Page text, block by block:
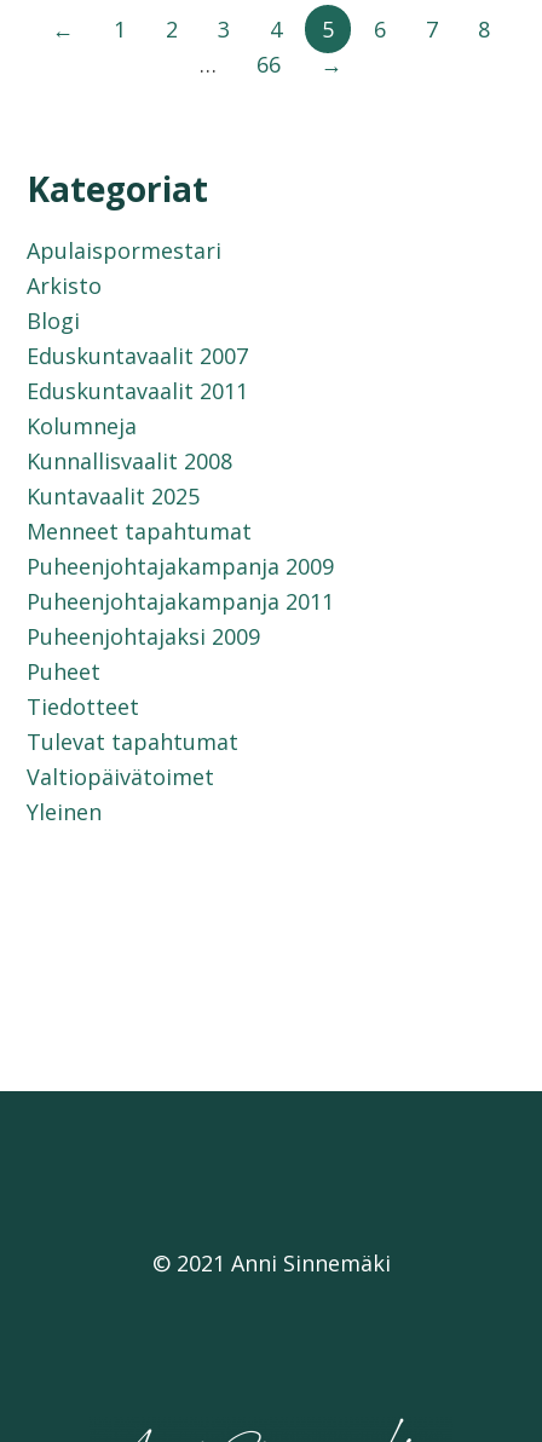
← 1 2 3 4 5 6 7
8
…
66 →
Kategoriat
Apulaispormestari
Arkisto
Blogi
Eduskuntavaalit 2007
Eduskuntavaalit 2011
Kolumneja
Kunnallisvaalit 2008
Kuntavaalit 2025
Menneet tapahtumat
Puheenjohtajakampanja 2009
Puheenjohtajakampanja 2011
Puheenjohtajaksi 2009
Puheet
Tiedotteet
Tulevat tapahtumat
Valtiopäivätoimet
Yleinen
© 2021 Anni Sinnemäki